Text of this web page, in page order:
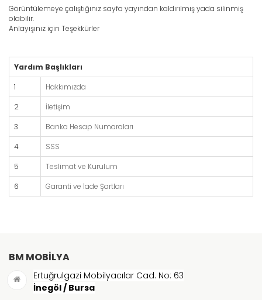
Görüntülemeye çalıştığınız sayfa yayından kaldırılmış yada silinmiş
olabilir.
Anlayışınız için Teşekkürler
Yardım Başlıkları
1
Hakkımızda
2
İletişim
3
Banka Hesap Numaraları
4
SSS
5
Teslimat ve Kurulum
6
Garanti ve İade Şartları
BM MOBILYA
Ertuğrulgazi Mobilyacılar Cad. No: 63
İnegöl / Bursa